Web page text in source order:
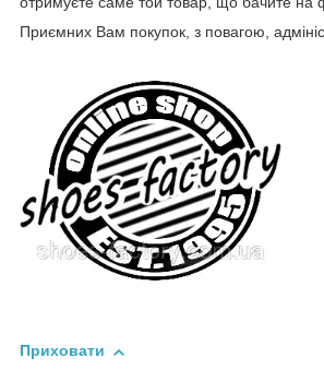
Приємних Вам покупок, з повагою,
Приховати